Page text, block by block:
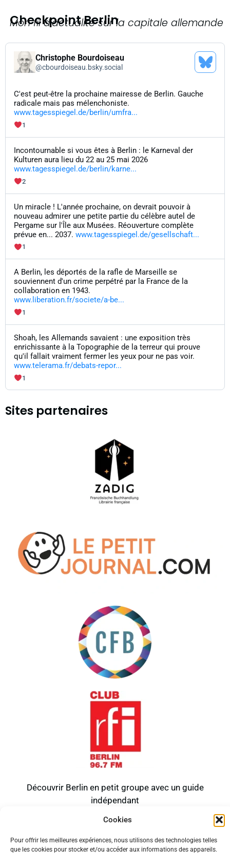
Cookies
Pour offrir les meilleures expériences, nous utilisons des technologies telles
que les cookies pour stocker et/ou accéder aux informations des appareils.
Checkpoint Berlin
Mon fil d'actualité sur la capitale allemande
Christophe Bourdoiseau
@cbourdoiseau.bsky.social
C'est peut-être la prochaine mairesse de Berlin. Gauche
radicale mais pas mélenchoniste.
www.tagesspiegel.de/berlin/umfra...
1
Incontournable si vous êtes à Berlin : le Karneval der
Kulturen aura lieu du 22 au 25 mai 2026
www.tagesspiegel.de/berlin/karne...
2
Un miracle ! L'année prochaine, on devrait pouvoir à
nouveau admirer une petite partie du célèbre autel de
Pergame sur l'Île aux Musées. Réouverture complète
prévue en... 2037. www.tagesspiegel.de/gesellschaft...
1
A Berlin, les déportés de la rafle de Marseille se
souviennent d'un crime perpétré par la France de la
collaboration en 1943.
www.liberation.fr/societe/a-be...
1
Shoah, les Allemands savaient : une exposition très
enrichissante à la Topographie de la terreur qui prouve
qu'il fallait vraiment fermer les yeux pour ne pas voir.
www.telerama.fr/debats-repor...
1
Sites partenaires
Découvrir Berlin en petit groupe avec un guide
indépendant
Politique de cookies (UE)
Tous droits réservés